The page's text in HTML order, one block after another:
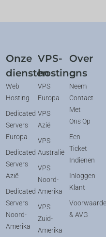
Onze
diensten
Web
Hosting
Dedicated
Servers
Europa
Dedicated
Servers
Azië
Dedicated
Servers
Noord-
Amerika
VPS-
hosting
VPS
Europa
VPS
Azië
VPS
Australië
VPS
Noord-
Amerika
VPS
Zuid-
Amerika
Over
ons
Neem
Contact
Met
Ons Op
Een
Ticket
Indienen
Inloggen
Klant
& AVG